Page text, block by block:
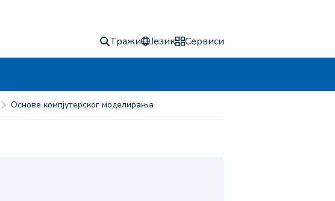
Тражи Језик Сервиси
Основе компјутерског моделирања